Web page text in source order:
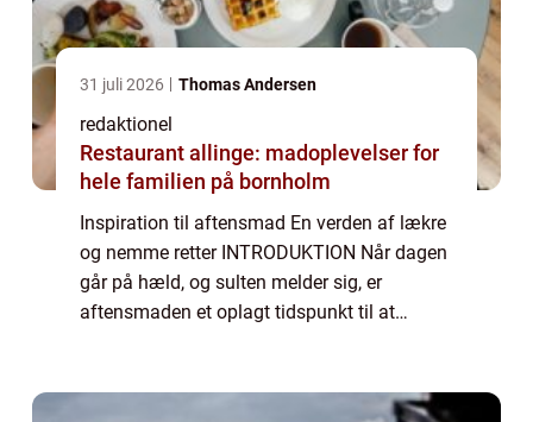
31 juli 2026 Thomas Andersen
redaktionel
Restaurant allinge: madoplevelser for
hele familien på bornholm
Inspiration til aftensmad En verden af lækre
og nemme retter INTRODUKTION Når dagen
går på hæld, og sulten melder sig, er
aftensmaden et oplagt tidspunkt til at